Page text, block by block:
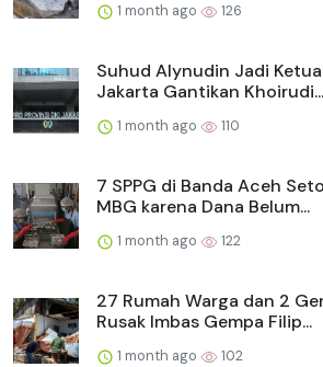
1 month ago 126
Suhud Alynudin Jadi Ketua
Jakarta Gantikan Khoirudi...
1 month ago 110
7 SPPG di Banda Aceh
MBG karena Dana Belum...
1 month ago 122
27 Rumah Warga dan 2
Rusak Imbas Gempa Filip...
1 month ago 102